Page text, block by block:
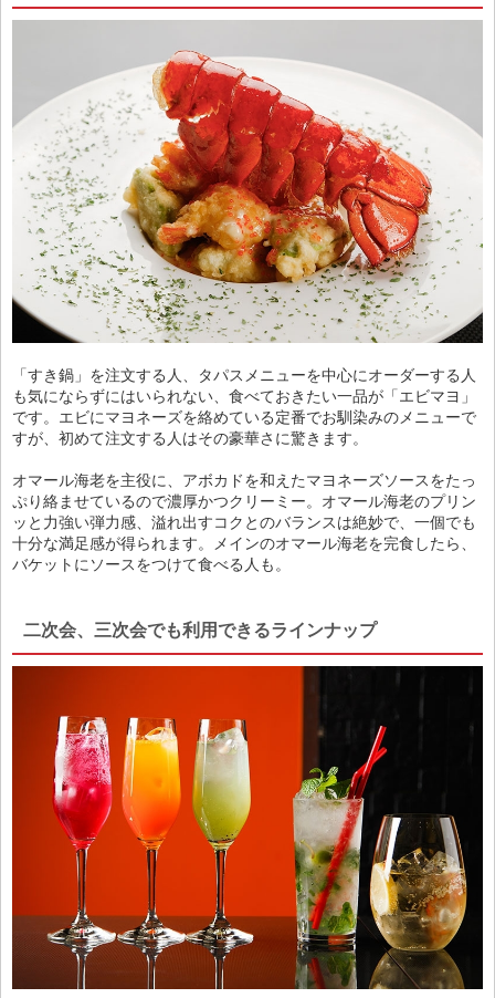
「すき鍋」を注文する人、タパスメニューを中心にオーダーする人
も気にならずにはいられない、食べておきたい一品が「エビマヨ」
です。エビにマヨネーズを絡めている定番でお馴染みのメニューで
すが、初めて注文する人はその豪華さに驚きます。
オマール海老を主役に、アボカドを和えたマヨネーズソースをたっ
ぷり絡ませているので濃厚かつクリーミー。オマール海老のプリン
ッと力強い弾力感、溢れ出すコクとのバランスは絶妙で、一個でも
十分な満足感が得られます。メインのオマール海老を完食したら、
バケットにソースをつけて食べる人も。
二次会、三次会でも利用できるラインナップ